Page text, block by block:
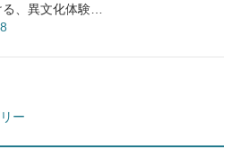
る、異文化体験…
ー